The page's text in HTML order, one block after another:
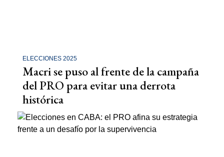
ELECCIONES 2025
Macri se puso al frente de la campaña
del PRO para evitar una derrota
histórica